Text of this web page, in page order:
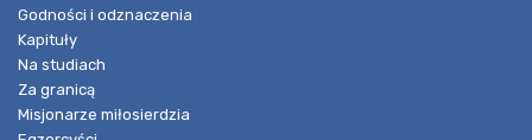
Godności i odznaczenia
Kapituły
Na studiach
Za granicą
Misjonarze miłosierdzia